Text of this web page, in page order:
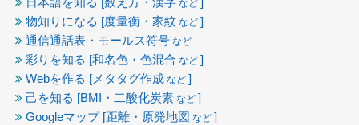
など
物知りになる [度量衡・家紋 など ]
通信通話表・モールス符号 など
彩りを知る [和名色・色混合 など ]
Webを作る [メタタグ作成 など ]
己を知る [BMI・二酸化炭素 など ]
Googleマップ [距離・原発地図 など ]